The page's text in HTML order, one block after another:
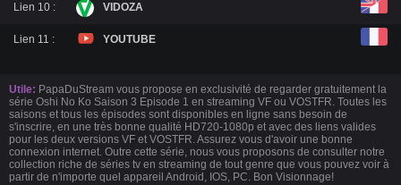
Lien 10 : VIDOZA
Lien 11 : YOUTUBE
Utile: PapaDuStream vous propose en exclusivité de regarder gratuitement la
série Oshi No Ko Saison 3 Episode 1 en streaming VF ou VOSTFR. Toutes les
saisons et tous les épisodes sont disponibles en ligne sans besoin de
s'inscrire, en une très bonne qualité HD720-1080p et avec des liens valides
pour les deux versions VF et VOSTFR. Assurez vous d'avoir une bonne
connexion internet. Outre cette série, nous vous proposons de consulter notre
collection riche de séries tv en streaming de tout genre que vous pouvez voir à
partir de n'importe quel appareil Android, IOS, PC. Bon Visionnage!